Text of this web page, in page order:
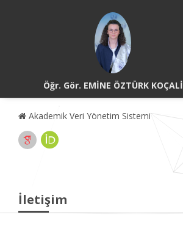
Öğr. Gör. EMİNE ÖZTÜRK KOÇALİ
Akademik Veri Yönetim Sistemi
İletişim